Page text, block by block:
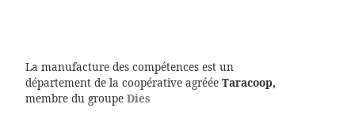
La manufacture des compétences est un
département de la coopérative agrééeTaracoop,
membre du groupe Dies